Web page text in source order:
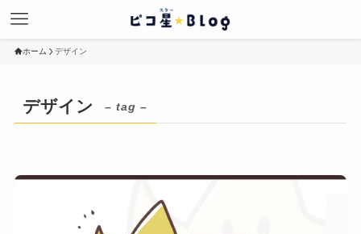
ホーム デザイン
デザイン – tag –